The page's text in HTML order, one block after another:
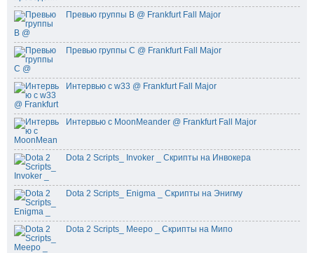
Превью группы B @ Frankfurt Fall Major
Превью группы C @ Frankfurt Fall Major
Интервью с w33 @ Frankfurt Fall Major
Интервью с MoonMeander @ Frankfurt Fall Major
Dota 2 Scripts_ Invoker _ Скрипты на Инвокера
Dota 2 Scripts_ Enigma _ Скрипты на Энигму
Dota 2 Scripts_ Meepo _ Скрипты на Мипо